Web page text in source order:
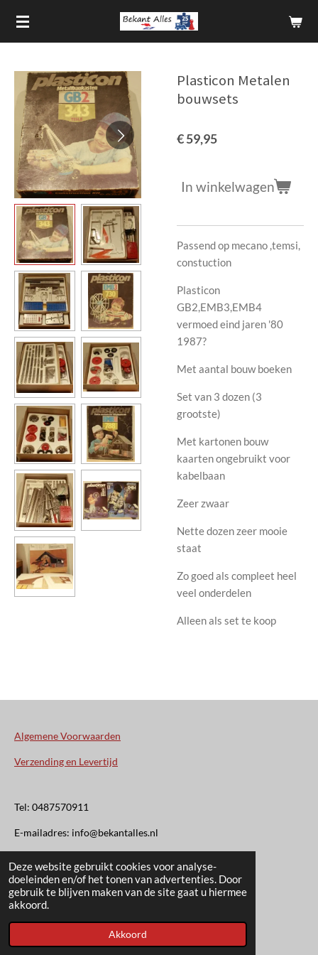
Deze website gebruikt cookies voor analyse-
doeleinden en/of het tonen van advertenties. Door
gebruik te blijven maken van de site gaat u hiermee
akkoord.
Akkoord
Ga
direct
hoofdinhoud
Plasticon Metalen
bouwsets
€ 59,95
In winkelwagen
Passend op mecano ,temsi,
constuction
Plasticon
GB2,EMB3,EMB4
vermoed eind jaren '80
1987?
Met aantal bouw boeken
Set van 3 dozen (3
grootste)
Met kartonen bouw
kaarten ongebruikt voor
kabelbaan
Zeer zwaar
Nette dozen zeer mooie
staat
Zo goed als compleet heel
veel onderdelen
Alleen als set te koop
Algemene Voorwaarden
Verzending en Levertijd
Tel: 0487570911
E-mailadres: info@bekantalles.nl
Rooysestraat 4
6621AM Dreumel
© 2020 - 2026 Bekant Alles